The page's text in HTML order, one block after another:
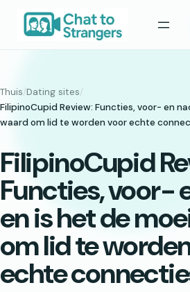
Thuis/Dating sites/
FilipinoCupid Review: Functies, voor- en
waard om lid te worden voor echte
FilipinoCupid
Functies, voor-
en is het de
om lid te
echte